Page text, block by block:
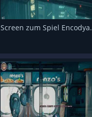
Screen zum Spiel Encodya.